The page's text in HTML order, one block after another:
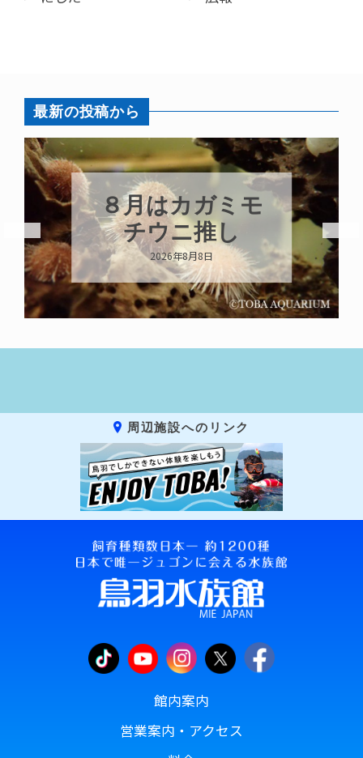
最新の投稿から
新発売！いちこ
キーホルダー
2026年8月8日
周辺施設へのリンク
館内案内
営業案内・アクセス